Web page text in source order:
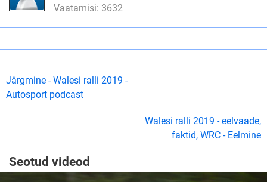
Vaatamisi: 3632
Järgmine - Walesi ralli 2019 -
Autosport podcast
Walesi ralli 2019 - eelvaade,
faktid, WRC - Eelmine
Seotud videod